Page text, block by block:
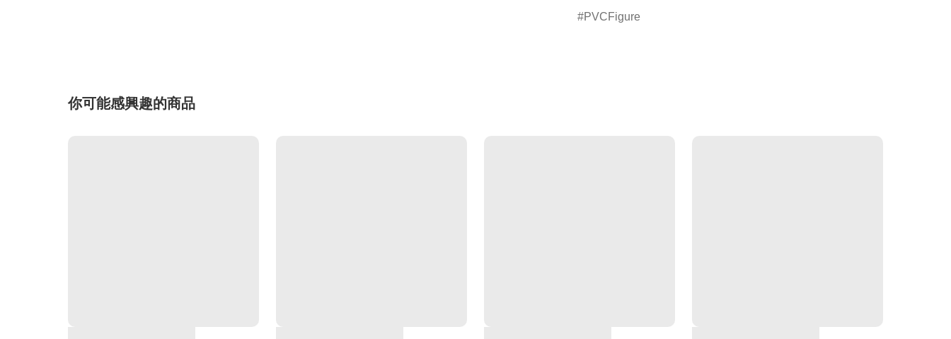
PVCFigure
你可能感興趣的商品